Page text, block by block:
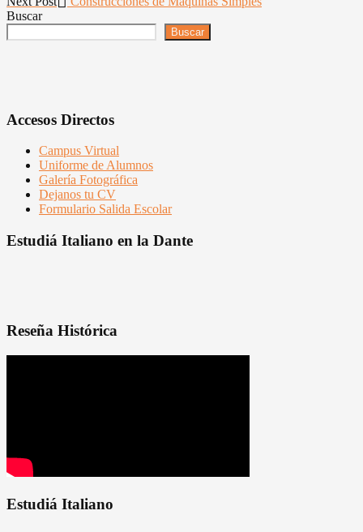
de
Buscar
Buscar
Accesos Directos
Campus Virtual
Uniforme de Alumnos
Galería Fotográfica
Dejanos tu CV
Formulario Salida Escolar
Estudiá Italiano en la Dante
Reseña Histórica
Estudiá Italiano